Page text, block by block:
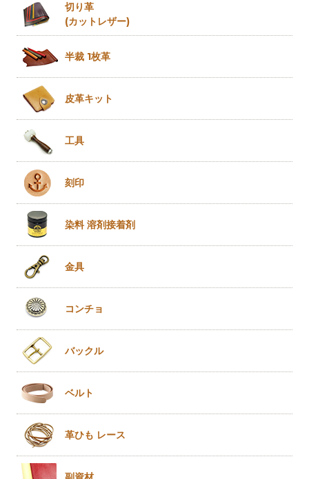
切り革
(カットレザー)
半裁 1枚革
皮革キット
工具
刻印
染料 溶剤接着剤
金具
コンチョ
バックル
ベルト
革ひも レース